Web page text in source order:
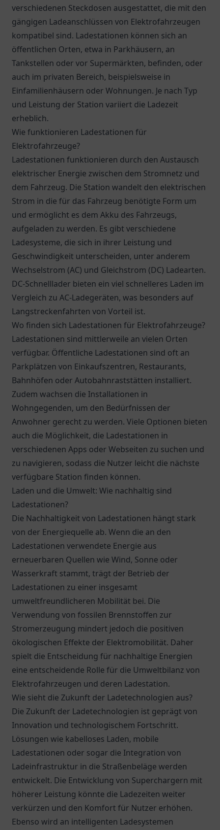
verschiedenen Steckdosen ausgestattet, die mit den
gängigen Ladeanschlüssen von Elektrofahrzeugen
kompatibel sind. Ladestationen können sich an
öffentlichen Orten, etwa in Parkhäusern, an
Tankstellen oder vor Supermärkten, befinden, oder
auch im privaten Bereich, beispielsweise in
Einfamilienhäusern oder Wohnungen. Je nach Typ
und Leistung der Station variiert die Ladezeit
erheblich.
Wie funktionieren Ladestationen für
Elektrofahrzeuge?
Ladestationen funktionieren durch den Austausch
elektrischer Energie zwischen dem Stromnetz und
dem Fahrzeug. Die Station wandelt den elektrischen
Strom in die für das Fahrzeug benötigte Form um
und ermöglicht es dem Akku des Fahrzeugs,
aufgeladen zu werden. Es gibt verschiedene
Ladesysteme, die sich in ihrer Leistung und
Geschwindigkeit unterscheiden, unter anderem
Wechselstrom (AC) und Gleichstrom (DC) Ladearten.
DC-Schnelllader bieten ein viel schnelleres Laden im
Vergleich zu AC-Ladegeräten, was besonders auf
Langstreckenfahrten von Vorteil ist.
Wo finden sich Ladestationen für Elektrofahrzeuge?
Ladestationen sind mittlerweile an vielen Orten
verfügbar. Öffentliche Ladestationen sind oft an
Parkplätzen von Einkaufszentren, Restaurants,
Bahnhöfen oder Autobahnraststätten installiert.
Zudem wachsen die Installationen in
Wohngegenden, um den Bedürfnissen der
Anwohner gerecht zu werden. Viele Optionen bieten
auch die Möglichkeit, die Ladestationen in
verschiedenen Apps oder Webseiten zu suchen und
zu navigieren, sodass die Nutzer leicht die nächste
verfügbare Station finden können.
Laden und die Umwelt: Wie nachhaltig sind
Ladestationen?
Die Nachhaltigkeit von Ladestationen hängt stark
von der Energiequelle ab. Wenn die an den
Ladestationen verwendete Energie aus
erneuerbaren Quellen wie Wind, Sonne oder
Wasserkraft stammt, trägt der Betrieb der
Ladestationen zu einer insgesamt
umweltfreundlicheren Mobilität bei. Die
Verwendung von fossilen Brennstoffen zur
Stromerzeugung mindert jedoch die positiven
ökologischen Effekte der Elektromobilität. Daher
spielt die Entscheidung für nachhaltige Energien
eine entscheidende Rolle für die Umweltbilanz von
Elektrofahrzeugen und deren Ladestation.
Wie sieht die Zukunft der Ladetechnologien aus?
Die Zukunft der Ladetechnologien ist geprägt von
Innovation und technologischem Fortschritt.
Lösungen wie kabelloses Laden, mobile
Ladestationen oder sogar die Integration von
Ladeinfrastruktur in die Straßenbeläge werden
entwickelt. Die Entwicklung von Superchargern mit
höherer Leistung könnte die Ladezeiten weiter
verkürzen und den Komfort für Nutzer erhöhen.
Ebenso wird an intelligenten Ladesystemen